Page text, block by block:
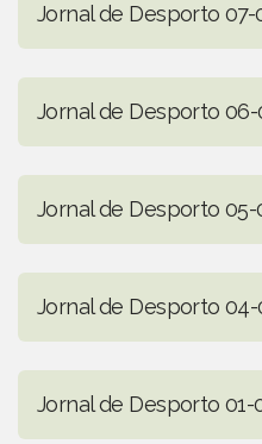
Jornal de Desporto 07-
Jornal de Desporto 06-
Jornal de Desporto 05-
Jornal de Desporto 04-
Jornal de Desporto 01-